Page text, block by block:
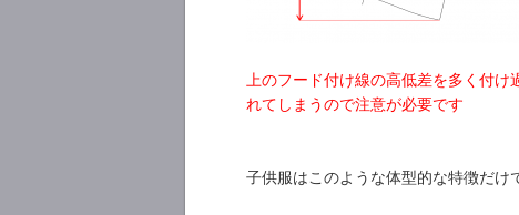
上のフード付け線の高低差を多く付
れてしまうので注意が必要です
子供服はこのような体型的な特徴だけ